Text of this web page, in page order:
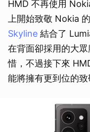
HMD 不再使用
上開始致敬 Nokia
Skyline 結合了
在背面卻採用的大
惜，不過接下來
能將擁有更到位的致